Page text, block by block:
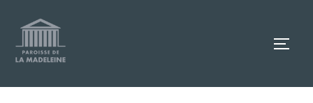
contenu